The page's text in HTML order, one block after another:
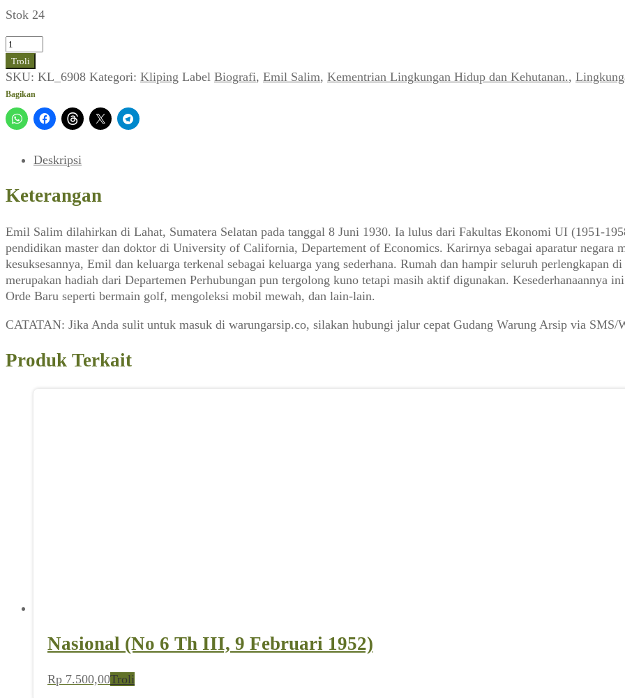
Stok 24
Kuantitas
Profil
Emil
Salim:
Menteri
yang
(Zaman_No.42/Thn.
II,
1981)
Troli
SKU: KL_6908 Kategori: Kliping Label Biografi, Emil Salim, Kementrian Lingkungan Hidup dan Kehutanan.,
Bagikan
Deskripsi
Keterangan
Emil Salim dilahirkan di Lahat, Sumatera Selatan pada tanggal 8 Juni 1930. Ia lulus dari Fakultas Ekonomi UI (1951-
pendidikan master dan doktor di University of California, Departement of Economics. Karirnya sebagai aparatur negara
kesuksesannya, Emil dan keluarga terkenal sebagai keluarga yang sederhana. Rumah dan hampir seluruh
merupakan hadiah dari Departemen Perhubungan pun tergolong kuno tetapi masih aktif digunakan. Kesederhanaannya
Orde Baru seperti bermain golf, mengoleksi mobil mewah, dan lain-lain.
CATATAN: Jika Anda sulit untuk masuk di warungarsip.co, silakan hubungi jalur cepat Gudang Warung Arsip via SMS/
Produk Terkait
Nasional (No 6 Th III, 9 Februari 1952)
Rp 7.500,00Troli